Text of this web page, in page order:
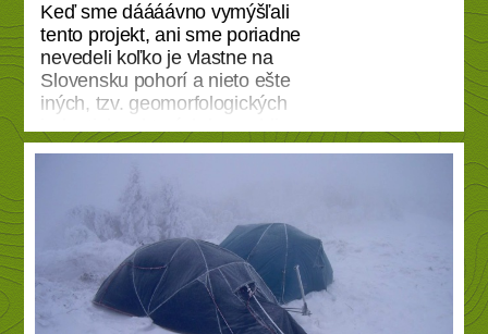
Keď sme dáááávno vymýšľali
tento projekt, ani sme poriadne
nevedeli koľko je vlastne na
Slovensku pohorí a nieto ešte
iných, tzv. geomorfologických
jednotiek, z ktorých by mohli
eventuálne pohoria povzstáť pre
naše turistické účely.